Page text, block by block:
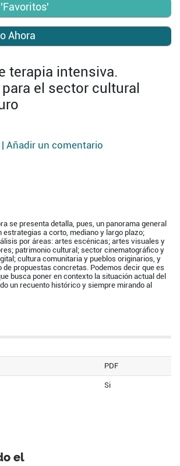
Ahora
terapia intensiva.
el sector cultural
Añadir un comentario
se presenta detalla, pues, un panorama general
a corto, mediano y largo plazo;
por áreas: artes escénicas; artes visuales y
patrimonio cultural; sector cinematográfico y
cultura comunitaria y pueblos originarios, y
propuestas concretas. Podemos decir que es
busca poner en contexto la situación actual del
un recuento histórico y siempre mirando al
PDF
Si
el